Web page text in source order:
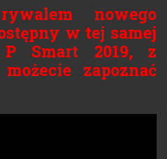
nowego
w tej samej
Smart 2019, z
zapoznać